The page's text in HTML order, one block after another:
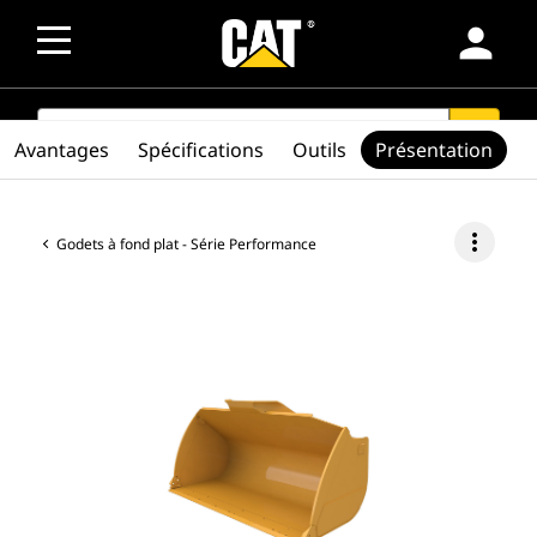
person
SEARCH search
Godets à fond plat - Série Performance more_vert
Avantages Spécifications Outils Présentation